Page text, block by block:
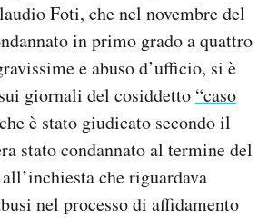
Foti, che nel novembre del
in primo grado a quattro
e abuso d’ufficio, si è
giornali del cosiddetto “caso
è stato giudicato secondo il
stato condannato al termine del
che riguardava
nel processo di affidamento